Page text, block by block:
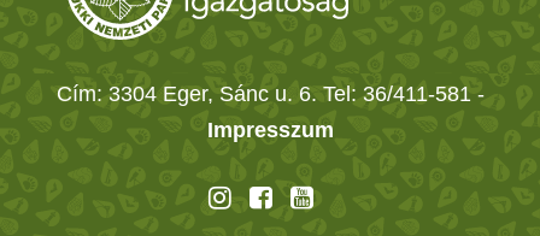
Cím: 3304 Eger, Sánc u. 6. Tel: 36/411-581 -
Impresszum